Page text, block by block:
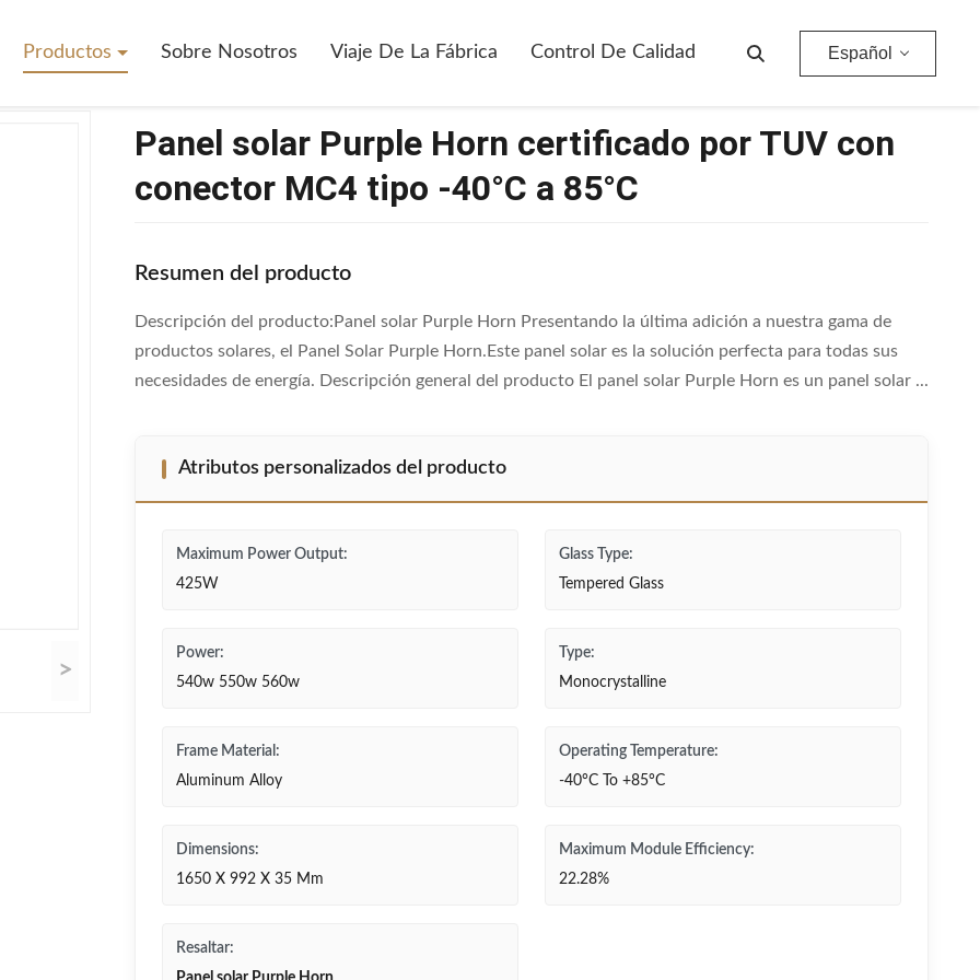
Productos Sobre Nosotros Viaje De La Fábrica Control De Calidad Español
>
Panel solar Purple Horn certificado por TUV con
conector MC4 tipo -40°C a 85°C
Resumen del producto
Descripción del producto:Panel solar Purple Horn Presentando la última adición a nuestra gama de
productos solares, el Panel Solar Purple Horn.Este panel solar es la solución perfecta para todas sus
necesidades de energía. Descripción general del producto El panel solar Purple Horn es un panel solar ...
Atributos personalizados del producto
Maximum Power Output:
425W
Glass Type:
Tempered Glass
Power:
540w 550w 560w
Type:
Monocrystalline
Frame Material:
Aluminum Alloy
Operating Temperature:
-40°C To +85°C
Dimensions:
1650 X 992 X 35 Mm
Maximum Module Efficiency:
22.28%
Resaltar: